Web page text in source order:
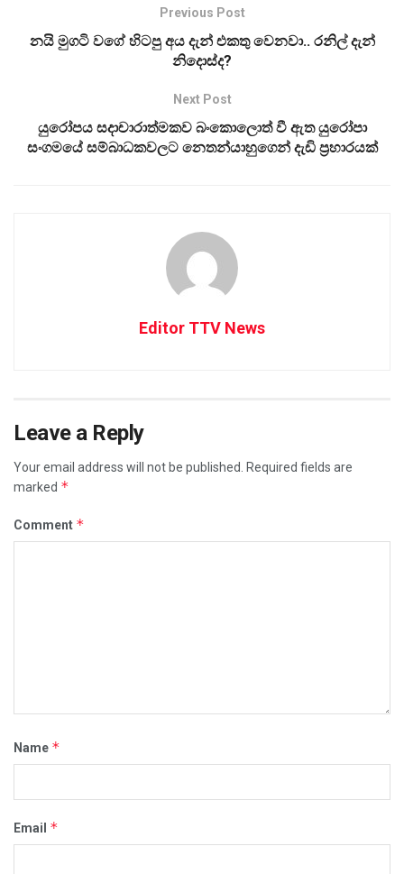
Previous Post
නයි මුගටි වගේ හිටපු අය දැන් එකතු වෙනවා.. රනිල් දැන්
නිදොස්ද?
Next Post
යුරෝපය සදාචාරාත්මකව බංකොලොත් වී ඇත යුරෝපා
සංගමයේ සම්බාධකවලට නෙතන්යාහුගෙන් දැඩි ප්‍රහාරයක්
Editor TTV News
Leave a Reply
Your email address will not be published.
Required fields are
marked *
Comment *
Name *
Email *